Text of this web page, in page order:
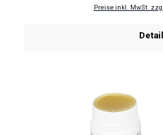
Preise inkl. MwSt.